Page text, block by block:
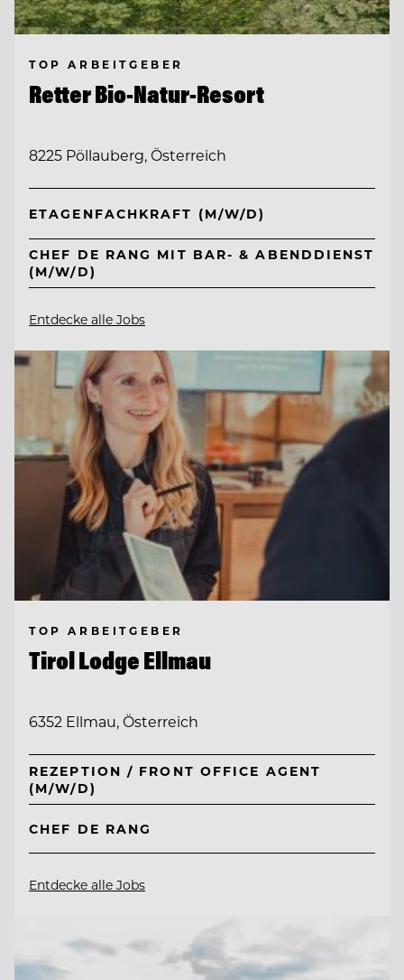
TOP ARBEITGEBER
Retter Bio-Natur-Resort
8225 Pöllauberg, Österreich
ETAGENFACHKRAFT (M/W/D)
CHEF DE RANG MIT BAR- & ABENDDIENST
(M/W/D)
Entdecke alle Jobs
TOP ARBEITGEBER
Tirol Lodge Ellmau
6352 Ellmau, Österreich
REZEPTION / FRONT OFFICE AGENT
(M/W/D)
CHEF DE RANG
Entdecke alle Jobs